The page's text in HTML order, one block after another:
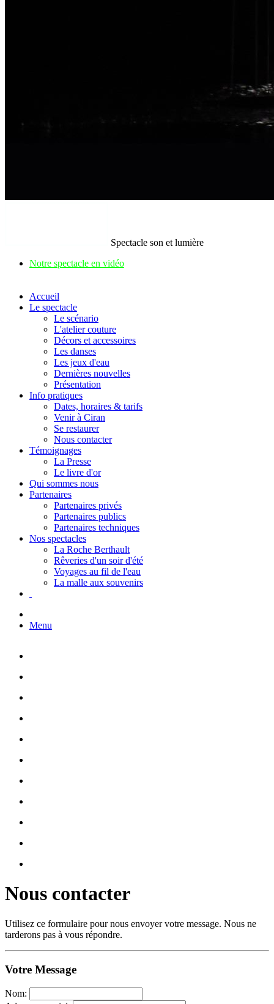
Spectacle son et lumière
Notre spectacle en vidéo
Accueil
Le spectacle
Le scénario
L'atelier couture
Décors et accessoires
Les danses
Les jeux d'eau
Dernières nouvelles
Présentation
Info pratiques
Dates, horaires & tarifs
Venir à Ciran
Se restaurer
Nous contacter
Témoignages
La Presse
Le livre d'or
Qui sommes nous
Partenaires
Partenaires privés
Partenaires publics
Partenaires techniques
Nos spectacles
La Roche Berthault
Rêveries d'un soir d'été
Voyages au fil de l'eau
La malle aux souvenirs
Menu
Nous contacter
Utilisez ce formulaire pour nous envoyer votre message. Nous ne
tarderons pas à vous répondre.
Votre Message
Nom: